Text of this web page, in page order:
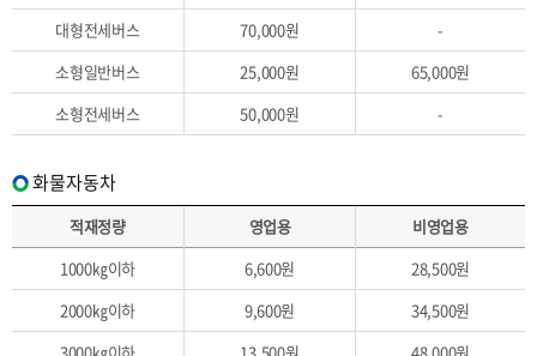
대형전세버스
70,000원
-
소형일반버스
25,000원
65,000원
소형전세버스
50,000원 -
화물자동차
적재정량 영업용
비영업용
1000㎏이하
6,600원
28,500원
2000㎏이하
9,600원
34,500원